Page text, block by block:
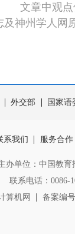
文章中观
神州学人网
外交部 国家语
系我们 服务合作
办单位：中国教育
联系电话：0086-
算机网
备案编